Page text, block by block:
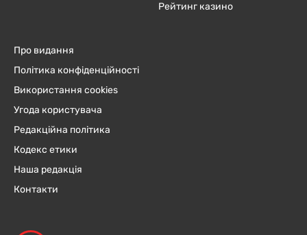
Рейтинг казино
Про видання
Політика конфіденційності
Використання cookies
Угода користувача
Редакційна політика
Кодекс етики
Наша редакція
Контакти